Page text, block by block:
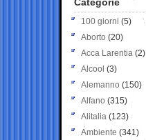
100 giorni (5)
Aborto (20)
Acca Larentia (2)
Alcool (3)
Alemanno (150)
Alfano (315)
Alitalia (123)
Ambiente (341)